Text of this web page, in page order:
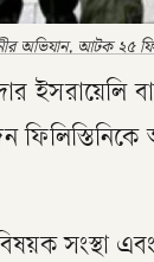
অভিযান, আটক ২৫
ইসরায়েলি
সংস্থা